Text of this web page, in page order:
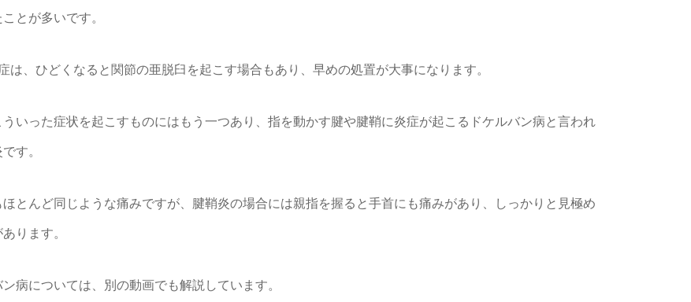
とが多いです。
は、ひどくなると関節の亜脱臼を起こす場合もあり、早めの処置が大事になります。
ういった症状を起こすものにはもう一つあり、指を動かす腱や腱鞘に炎症が起こるドケルバン病と言われ
す。
ほとんど同じような痛みですが、腱鞘炎の場合には親指を握ると手首にも痛みがあり、しっかりと見極め
ります。
ン病については、別の動画でも解説しています。